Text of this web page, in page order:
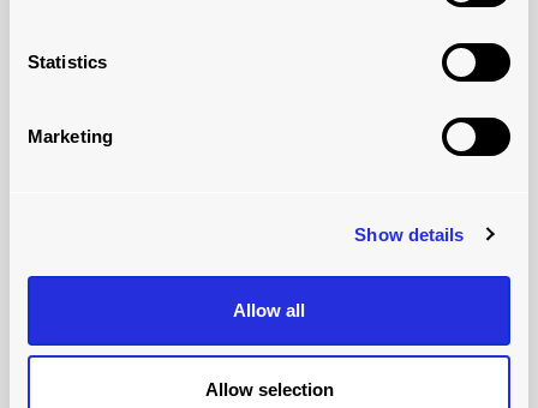
Statistics
Marketing
Show details
Allow all
Allow selection
ホイールベースが長いバンは、より多くの荷物や重いも
のを運ぶことができますが、駐車、積み下ろし、操縦に
メーカーはまた、バンの長さを示すために「L」コードを
るバンの相対的な長さを教えてくれます。一般的に、コ